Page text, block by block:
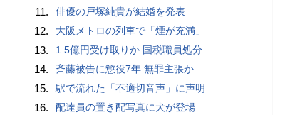
11. 俳優の戸塚純貴が結婚を発表
12. 大阪メトロの列車で「煙が充満」
13. 1.5億円受け取りか 国税職員処分
14. 斉藤被告に懲役7年 無罪主張か
15. 駅で流れた「不適切音声」に声明
16. 配達員の置き配写真に犬が登場